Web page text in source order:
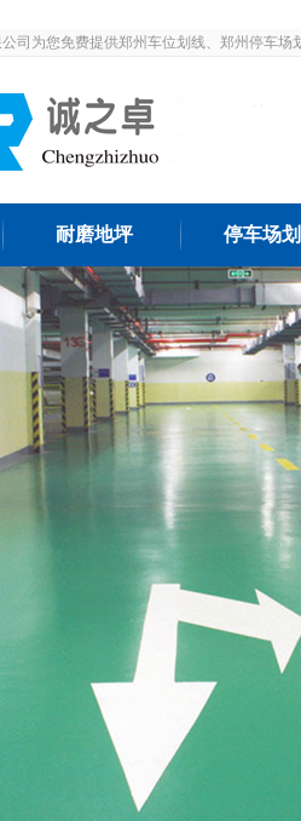
司为您免费提供郑州车位划线、郑州停车
耐磨地坪 停车场